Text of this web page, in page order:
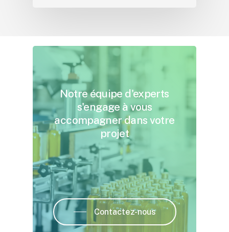
Notreéquipe d'experts
s'engage à vous
accompagnerdans votre
projet
Contactez-nous